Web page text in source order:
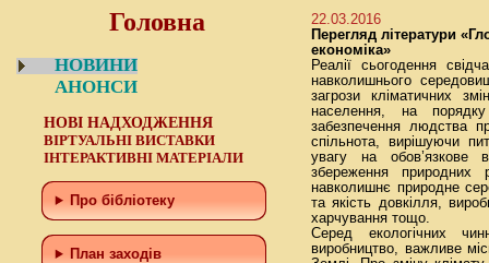
Головна
НОВИНИ
АНОНСИ
НОВІ НАДХОДЖЕННЯ
ВІРТУАЛЬНІ ВИСТАВКИ
ІНТЕРАКТИВНІ МАТЕРІАЛИ
Про бібліотеку
План заходів
22.03.2016
Перегляд літератури
економіка»
Реалії сьогодення
навколишнього
загрози кліматичних
населення, на
забезпечення людства
спільнота, вирішуючи
увагу на обов’язкове
збереження природних
навколишнє природне
та якість довкілля,
харчування тощо.
Серед екологічних
виробництво, важливе